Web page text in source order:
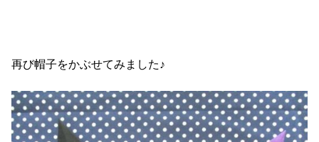
再び帽子をかぶせてみました♪